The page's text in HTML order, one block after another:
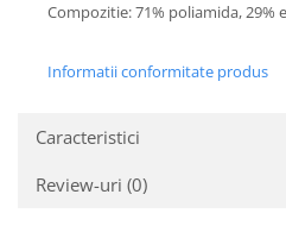
Compozitie: 71% poliamida, 29%
Informatii conformitate produs
Caracteristici
Review-uri (0)